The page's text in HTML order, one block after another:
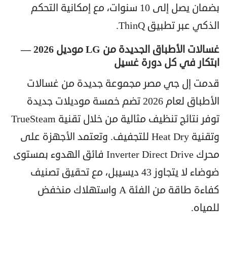
بضمان يصل إلى 10 سنوات، مع إمكانية التحكم
الذكي عبر تطبيق ThinQ.
غسالات الأطباق الجديدة من LG موديل 2026 —
ابتكار في كل دورة غسيل
قدمت إل جي مصر مجموعة جديدة من غسالات
الأطباق لعام 2026 تضم خمسة موديلات جديدة
توفر نتائج تنظيف مثالية من خلال تقنية TrueSteam
وتقنية Heat Dry للتجفيف. وتعتمد الأجهزة على
محرك Inverter Direct Drive فائق الهدوء بمستوى
ضوضاء لا يتجاوز 43 ديسيبل، مع تحقيق تصنيف
كفاءة طاقة من الفئة A واستهلاك منخفض
للمياه.